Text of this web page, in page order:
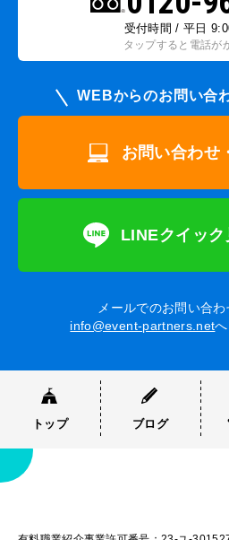
受付時間 / 平日
タップすると電話が
WEBからのお問い合
お問い合わせ
LINEクイック
メールでのお問い合わ
info@event-partners.net
トップ ブログ